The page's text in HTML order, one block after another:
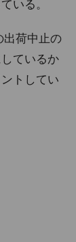
いる。
出荷中止の
ているか
トしてい